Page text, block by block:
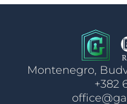
Montenegro,
+382